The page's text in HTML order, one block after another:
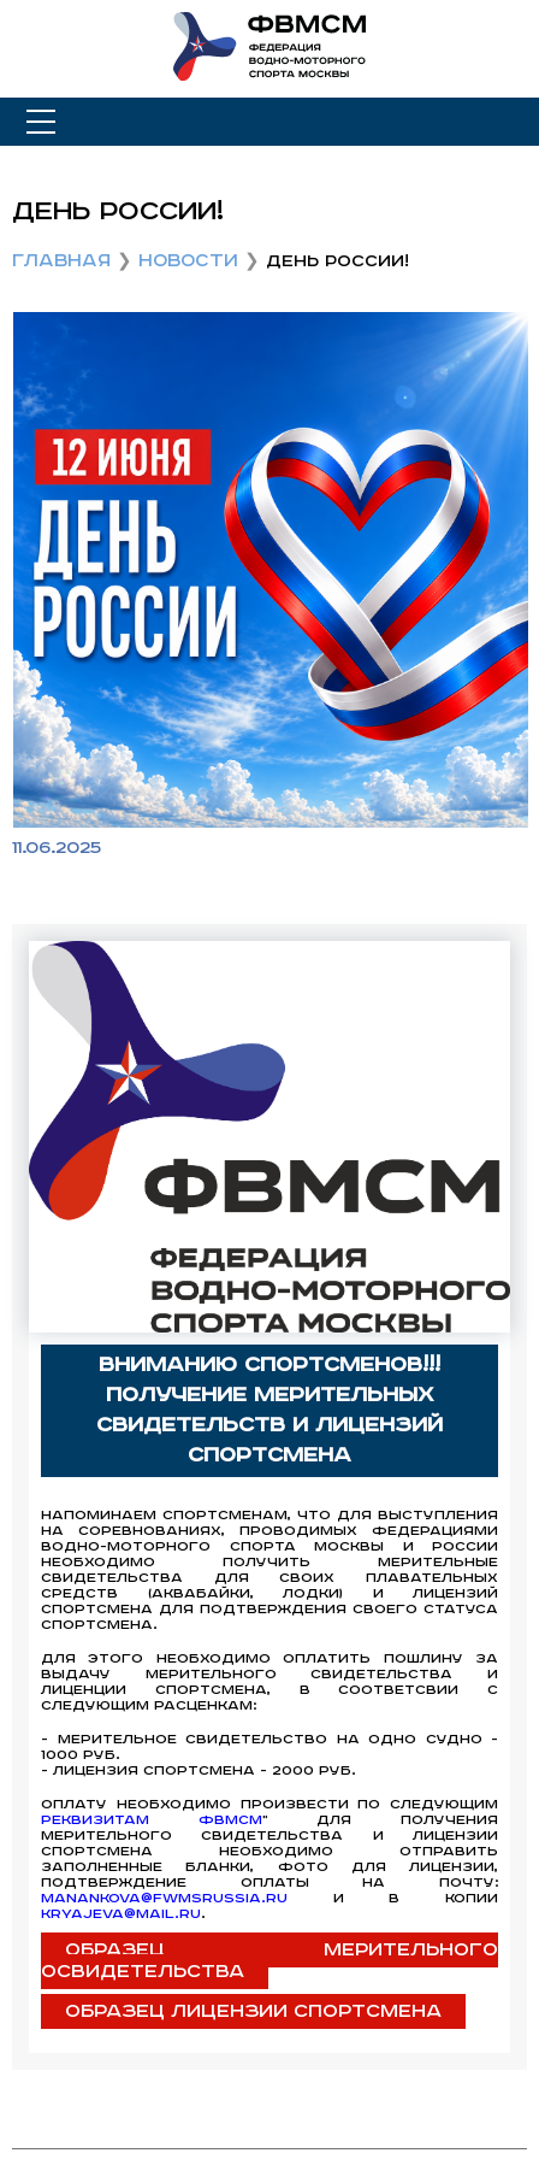
День России!
Главная Новости День России!
11.06.2025
Вниманию Спортсменов!!!
Получение мерительных
свидетельств и лицензий
спортсмена
Напоминаем Спортсменам, что для выступления
на соревнованиях, проводимых Федерациями
водно-моторного спорта Москвы и России
необходимо получить мерительные
свидетельства для своих плавательных
средств (аквабайки, лодки) и лицензий
спортсмена для подтверждения своего статуса
Спортсмена.
Для этого необходимо оплатить пошлину за
выдачу мерительного свидетельства и
лиценции спортсмена, в соответсвии с
следующим расценкам:
- Мерительное свидетельство на одно судно -
1000 руб.
- лицензия спортсмена - 2000 руб.
Оплату необходимо произвести по следующим
реквизитам ФВМСМ" Для получения
мерительного свидетельства и лицензии
спортсмена необходимо отправить
заполненные бланки, фото для лицензии,
подтверждение оплаты на почту:
Manankova@fwmsrussia.ru и в копии
kryajeva@mail.ru.
Образец мерительного
освидетельства
Образец лицензии спортсмена